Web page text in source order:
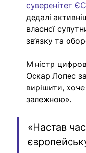
суверенітет ЄС
дедалі
власної
зв’язку та
Міністр
Оскар Лопес
вирішити,
залежною».
«Настав